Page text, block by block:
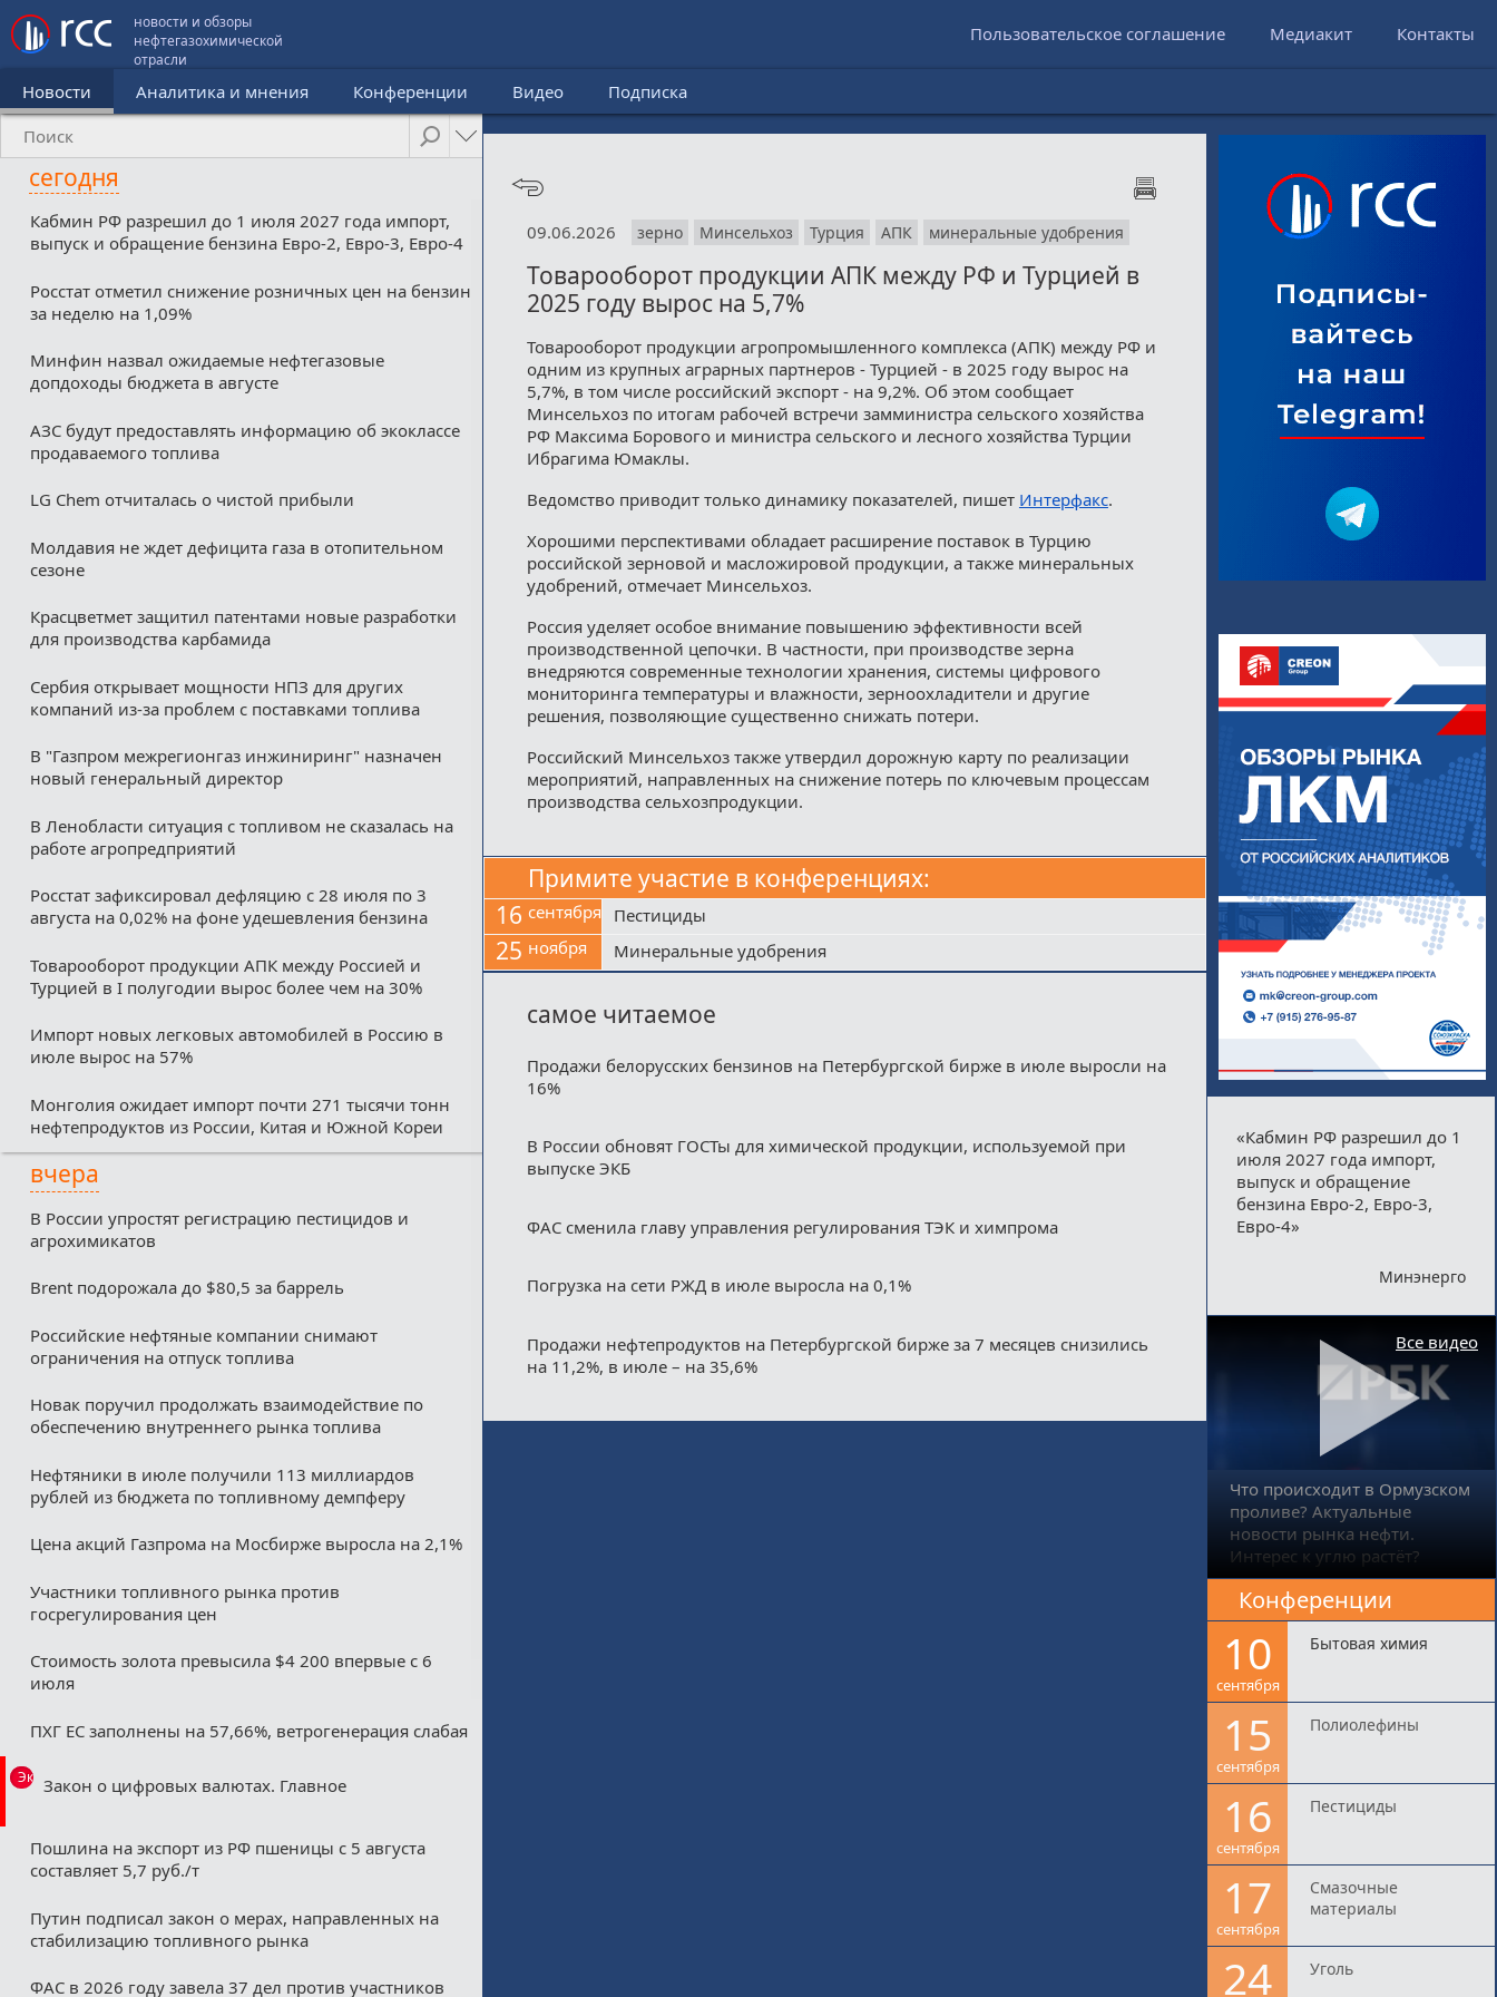
новости и обзоры
нефтегазохимической
отрасли
Пользовательское соглашение Медиакит Контакты
Новости Аналитика и мнения Конференции Видео Подписка
сегодня
Кабмин РФ разрешил до 1 июля 2027 года импорт,
выпуск и обращение бензина Евро-2, Евро-3, Евро-4
Росстат отметил снижение розничных цен на бензин
за неделю на 1,09%
Минфин назвал ожидаемые нефтегазовые
допдоходы бюджета в августе
АЗС будут предоставлять информацию об экоклассе
продаваемого топлива
LG Chem отчиталась о чистой прибыли
Молдавия не ждет дефицита газа в отопительном
сезоне
Красцветмет защитил патентами новые разработки
для производства карбамида
Сербия открывает мощности НПЗ для других
компаний из‑за проблем с поставками топлива
В "Газпром межрегионгаз инжиниринг" назначен
новый генеральный директор
В Ленобласти ситуация с топливом не сказалась на
работе агропредприятий
Росстат зафиксировал дефляцию с 28 июля по 3
августа на 0,02% на фоне удешевления бензина
Товарооборот продукции АПК между Россией и
Турцией в I полугодии вырос более чем на 30%
Импорт новых легковых автомобилей в Россию в
июле вырос на 57%
Монголия ожидает импорт почти 271 тысячи тонн
нефтепродуктов из России, Китая и Южной Кореи
вчера
В России упростят регистрацию пестицидов и
агрохимикатов
Brent подорожала до $80,5 за баррель
Российские нефтяные компании снимают
ограничения на отпуск топлива
Новак поручил продолжать взаимодействие по
обеспечению внутреннего рынка топлива
Нефтяники в июле получили 113 миллиардов
рублей из бюджета по топливному демпферу
Цена акций Газпрома на Мосбирже выросла на 2,1%
Участники топливного рынка против
госрегулирования цен
Стоимость золота превысила $4 200 впервые с 6
июля
ПХГ ЕС заполнены на 57,66%, ветрогенерация слабая
Эксклюзив
Закон о цифровых валютах. Главное
Пошлина на экспорт из РФ пшеницы с 5 августа
составляет 5,7 руб./т
Путин подписал закон о мерах, направленных на
стабилизацию топливного рынка
ФАС в 2026 году завела 37 дел против участников
09.06.2026 зерно Минсельхоз Турция АПК минеральные удобрения
Товарооборот продукции АПК между РФ и Турцией в
2025 году вырос на 5,7%
Товарооборот продукции агропромышленного комплекса (АПК) между РФ и
одним из крупных аграрных партнеров - Турцией - в 2025 году вырос на
5,7%, в том числе российский экспорт - на 9,2%. Об этом сообщает
Минсельхоз по итогам рабочей встречи замминистра сельского хозяйства
РФ Максима Борового и министра сельского и лесного хозяйства Турции
Ибрагима Юмаклы.
Ведомство приводит только динамику показателей, пишет Интерфакс.
Хорошими перспективами обладает расширение поставок в Турцию
российской зерновой и масложировой продукции, а также минеральных
удобрений, отмечает Минсельхоз.
Россия уделяет особое внимание повышению эффективности всей
производственной цепочки. В частности, при производстве зерна
внедряются современные технологии хранения, системы цифрового
мониторинга температуры и влажности, зерноохладители и другие
решения, позволяющие существенно снижать потери.
Российский Минсельхоз также утвердил дорожную карту по реализации
мероприятий, направленных на снижение потерь по ключевым процессам
производства сельхозпродукции.
Примите участие в конференциях:
16 сентября Пестициды
25 ноября Минеральные удобрения
самое читаемое
Продажи белорусских бензинов на Петербургской бирже в июле выросли на
16%
В России обновят ГОСТы для химической продукции, используемой при
выпуске ЭКБ
ФАС сменила главу управления регулирования ТЭК и химпрома
Погрузка на сети РЖД в июле выросла на 0,1%
Продажи нефтепродуктов на Петербургской бирже за 7 месяцев снизились
на 11,2%, в июле – на 35,6%
«Кабмин РФ разрешил до 1
июля 2027 года импорт,
выпуск и обращение
бензина Евро-2, Евро-3,
Евро-4»
Минэнерго
Что происходит в Ормузском
проливе? Актуальные
новости рынка нефти.
Интерес к углю растёт?
Все видео
Конференции
10
сентября
Бытовая химия
15
сентября
Полиолефины
16
сентября
Пестициды
17
сентября
Смазочные
материалы
24 Уголь